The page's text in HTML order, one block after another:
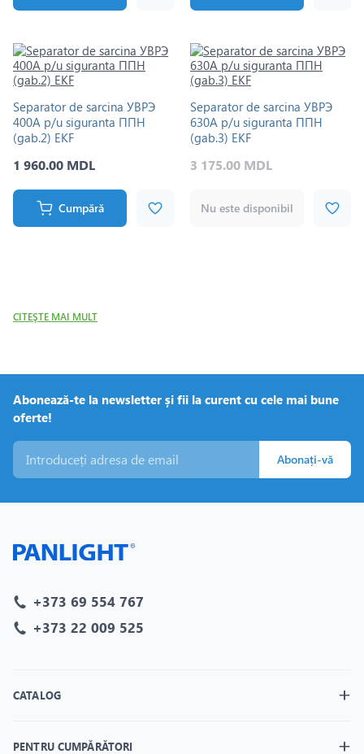
Separator de sarcina УВРЭ
400A p/u siguranta ППН
(gab.2) EKF
1 960.00 MDL
Cumpără
Separator de sarcina УВРЭ
630A p/u siguranta ППН
(gab.3) EKF
3 175.00 MDL
Nu este disponibil
CITEŞTE MAI MULT
Abonează-te la newsletter și fii la curent cu cele mai bune
oferte!
Abonați-vă
+373 69 554 767
+373 22 009 525
CATALOG
PENTRU CUMPĂRĂTORI